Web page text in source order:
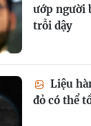
ướp người
trỗi dậy
Liệu
đỏ có thể